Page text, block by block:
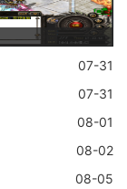
07-31
07-31
08-01
08-02
08-05